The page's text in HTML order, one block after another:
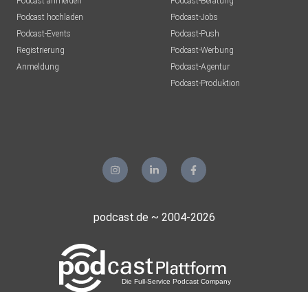
Podcast hochladen
Podcast-Events
Registrierung
Anmeldung
Podcast-Jobs
Podcast-Push
Podcast-Werbung
Podcast-Agentur
Podcast-Produktion
podcast.de ~ 2004-2026